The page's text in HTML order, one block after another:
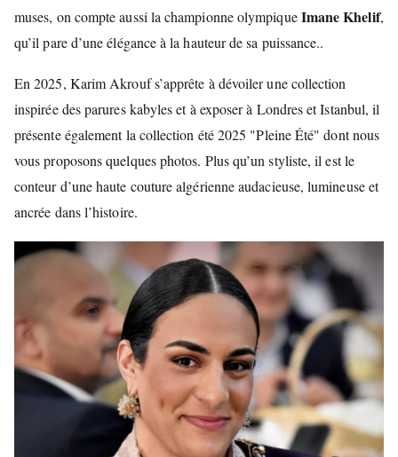
muses, on compte aussi la championne olympiqueImane Khelif,
qu’il pare d’une élégance à la hauteur de sa puissance..
En 2025, Karim Akrouf s’apprête à dévoiler une collection
inspirée des parures kabyles et à exposer à Londres et Istanbul, il
présente également la collection été 2025 "Pleine Été" dont nous
vous proposons quelques photos. Plus qu’un styliste, il est le
conteur d’une haute couture algérienne audacieuse, lumineuse et
ancrée dans l’histoire.